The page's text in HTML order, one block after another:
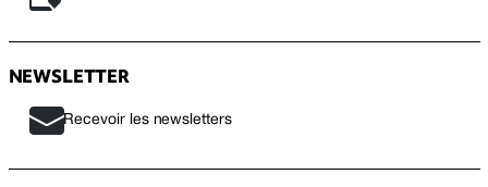
NEWSLETTER
Recevoir les newsletters